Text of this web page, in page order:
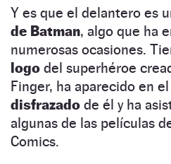
Y es que el delantero es
de Batman, algo que ha
numerosas ocasiones.
logo del superhéroe
Finger, ha aparecido en el
disfrazado de él y ha
algunas de las películas
Comics.